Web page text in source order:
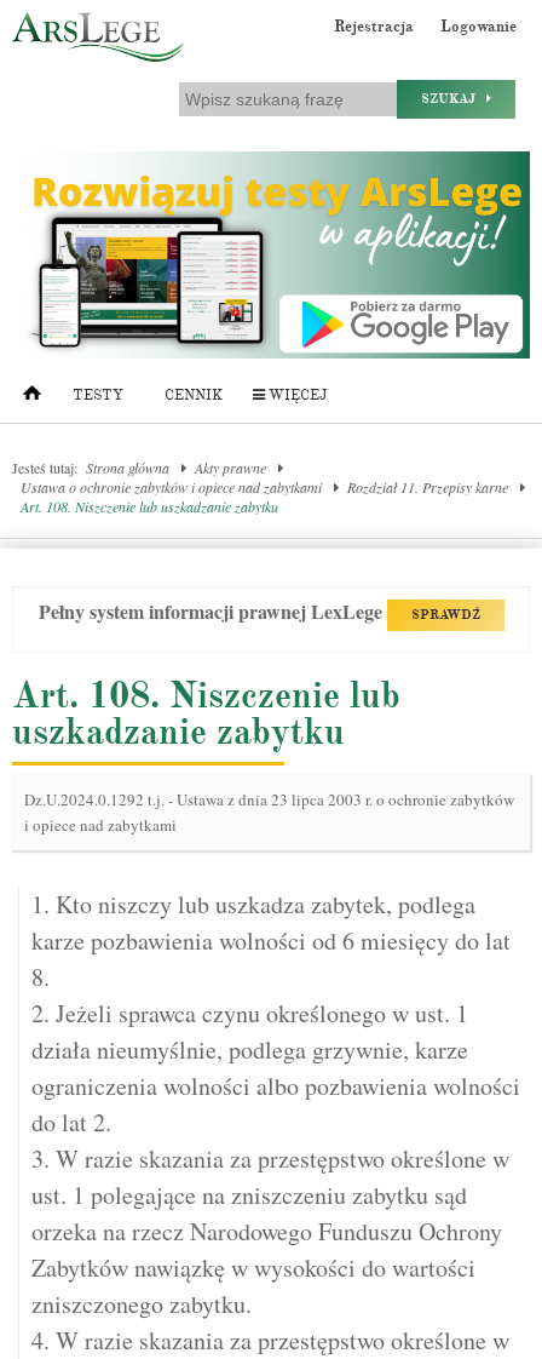
Rejestracja Logowanie
SZUKAJ
TESTY CENNIK WIĘCEJ
Jesteś tutaj: Strona główna
Akty prawne
Ustawa o ochronie zabytków i opiece nad zabytkami
Rozdział 11. Przepisy karne
Art. 108. Niszczenie lub uszkadzanie zabytku
Pełny system informacji prawnej LexLege SPRAWDŹ
Art. 108. Niszczenie lub
uszkadzanie zabytku
Dz.U.2024.0.1292 t.j.-Ustawa z dnia 23 lipca 2003 r. o ochronie zabytków
i opiece nad zabytkami
1. Kto niszczy lub uszkadza zabytek, podlega
karze pozbawienia wolności od 6 miesięcy do lat
8.
2. Jeżeli sprawca czynu określonego w ust. 1
działa nieumyślnie, podlega grzywnie, karze
ograniczenia wolności albo pozbawienia wolności
do lat 2.
3. W razie skazania za przestępstwo określone w
ust. 1 polegające na zniszczeniu zabytku sąd
orzeka na rzecz Narodowego Funduszu Ochrony
Zabytków nawiązkę w wysokości do wartości
zniszczonego zabytku.
4. W razie skazania za przestępstwo określone w